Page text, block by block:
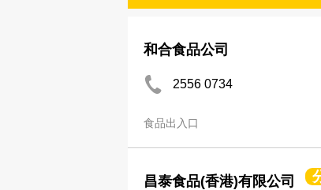
和合食品公司
2556 0734
食品出入口
昌泰食品(香港)有限公司